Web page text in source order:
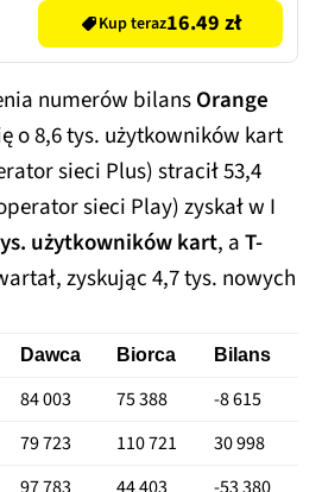
Kup teraz16.49 zł
numerów bilansOrange
o 8,6 tys. użytkowników kart
sieci Plus) stracił 53,4
sieci Play) zyskał w I
użytkowników kart, aT-
zyskując 4,7 tys. nowych
Dawca Biorca Bilans
84 003 75 388 -8 615
79 723 110 721 30 998